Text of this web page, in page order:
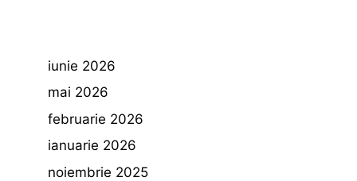
iunie 2026
mai 2026
februarie 2026
ianuarie 2026
noiembrie 2025